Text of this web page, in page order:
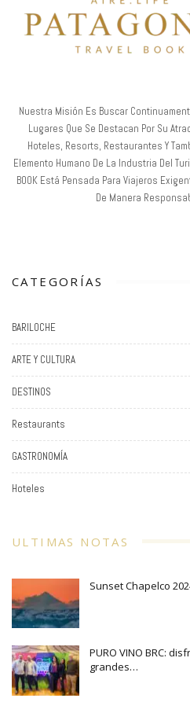
Nuestra Misión Es Buscar
Lugares Que Se Destacan Por Su
Hoteles, Resorts, Restaurantes Y
Elemento Humano De La Industria Del
BOOK Está Pensada Para Viajeros
De Manera
CATEGORÍAS
BARILOCHE
ARTE Y CULTURA
DESTINOS
Restaurants
GASTRONOMÍA
Hoteles
ULTIMAS NOTAS
Sunset Chapelco
PURO VINO BRC:
grandes…